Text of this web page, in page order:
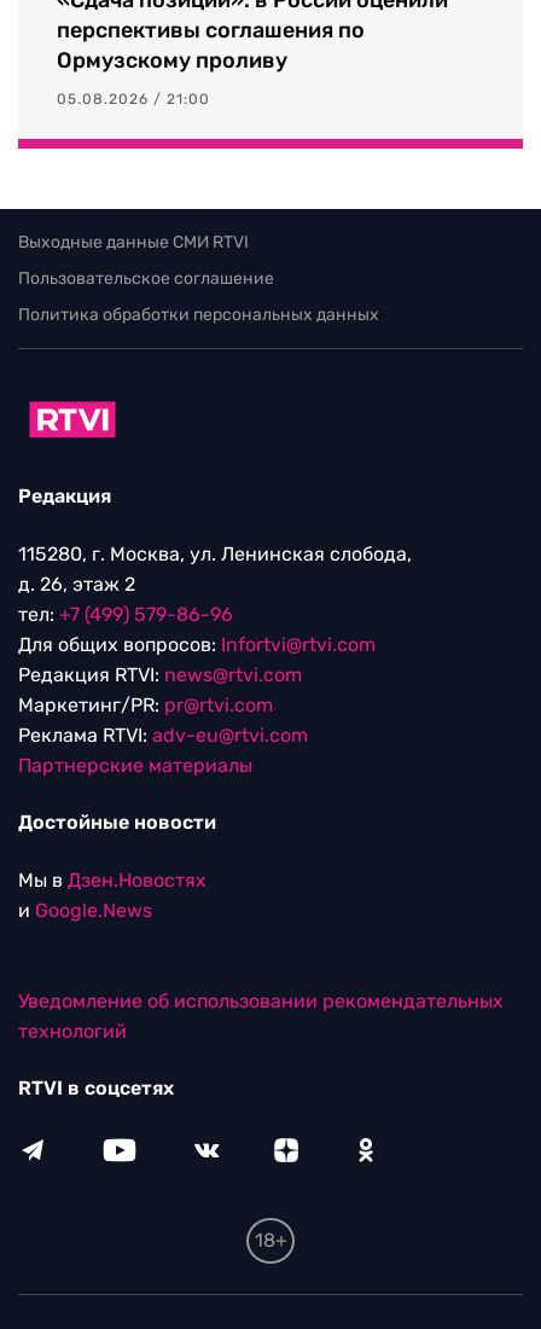
перспективы соглашения по
Ормузскому проливу
05.08.2026 / 21:00
Выходные данные СМИ RTVI
Пользовательское соглашение
Политика обработки персональных данных
Редакция
115280, г. Москва, ул. Ленинская слобода,
д. 26, этаж 2
тел: +7 (499) 579-86-96
Для общих вопросов: Infortvi@rtvi.com
Редакция RTVI: news@rtvi.com
Маркетинг/PR: pr@rtvi.com
Реклама RTVI: adv-eu@rtvi.com
Партнерские материалы
Достойные новости
Мы в Дзен.Новостях
и Google.News
Уведомление об использовании рекомендательных
технологий
RTVI в соцсетях
18+